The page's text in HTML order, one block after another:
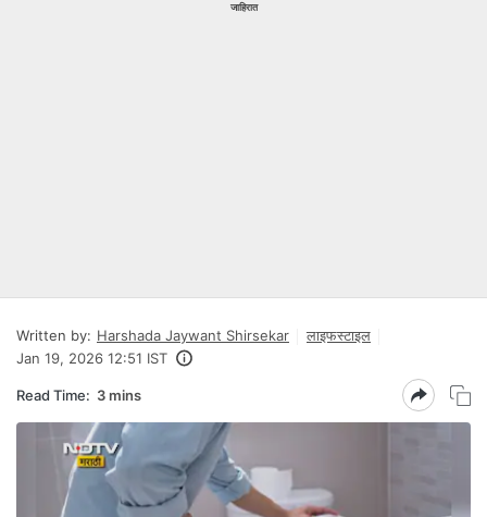
जाहिरात
Written by: Harshada Jaywant Shirsekar
लाइफस्टाइल
Jan 19, 2026 12:51 IST
Read Time: 3 mins